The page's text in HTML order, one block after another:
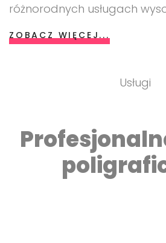
różnorodnych usługach
ZOBACZ WIĘCEJ...
Usługi